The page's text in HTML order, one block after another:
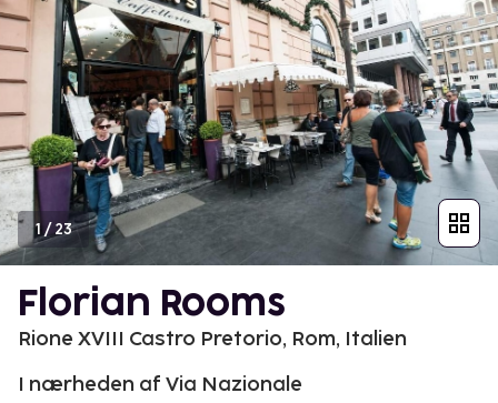
1 /23
Florian Rooms
Rione XVIII Castro Pretorio, Rom, Italien
I nærheden af Via Nazionale